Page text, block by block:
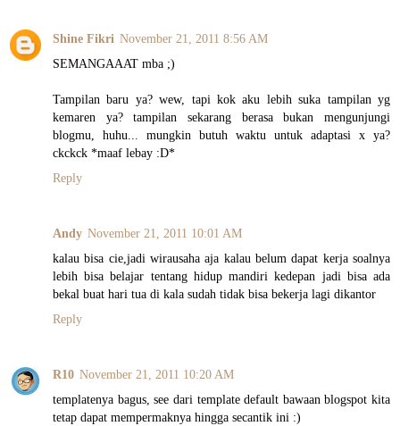
Shine Fikri November 21, 2011 8:56 AM
SEMANGAAAT mba ;)
Tampilan baru ya? wew, tapi kok aku lebih suka tampilan yg
kemaren ya? tampilan sekarang berasa bukan mengunjungi
blogmu, huhu... mungkin butuh waktu untuk adaptasi x ya?
ckckck *maaf lebay :D*
Reply
Andy November 21, 2011 10:01 AM
kalau bisa cie,jadi wirausaha aja kalau belum dapat kerja soalnya
lebih bisa belajar tentang hidup mandiri kedepan jadi bisa ada
bekal buat hari tua di kala sudah tidak bisa bekerja lagi dikantor
Reply
R10 November 21, 2011 10:20 AM
templatenya bagus, see dari template default bawaan blogspot kita
tetap dapat mempermaknya hingga secantik ini :)